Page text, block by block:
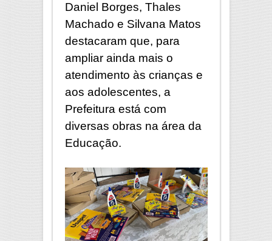
Daniel Borges, Thales
Machado e Silvana Matos
destacaram que, para
ampliar ainda mais o
atendimento às crianças e
aos adolescentes, a
Prefeitura está com
diversas obras na área da
Educação.